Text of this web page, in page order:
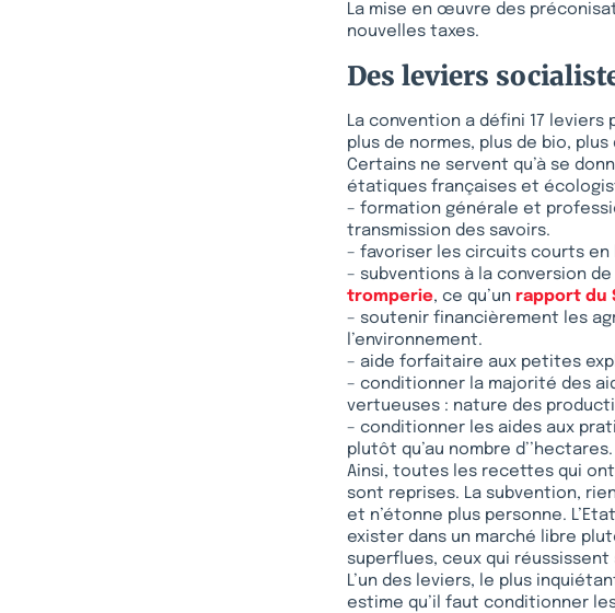
La mise en œuvre des
nouvelles taxes.
Des leviers
La convention a défini 17
plus de normes, plus de bio,
Certains ne servent qu’à se
étatiques françaises et
– formation générale et
transmission des savoirs.
– favoriser les circuits courts en
– subventions à la conversion de
tromperie, ce qu’un rapport du
– soutenir financièrement les
l’environnement.
– aide forfaitaire aux petites
– conditionner la majorité des
vertueuses : nature des
– conditionner les aides aux
plutôt qu’au nombre d’’hectares.
Ainsi, toutes les recettes qui
sont reprises. La subvention,
et n’étonne plus personne.
exister dans un marché libre
superflues, ceux qui réussissent
L’un des leviers, le plus
estime qu’il faut conditionner